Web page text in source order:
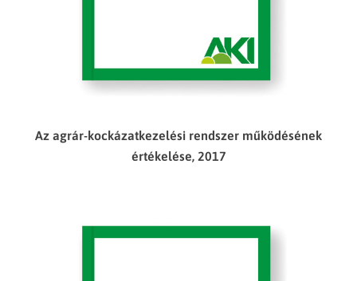
Az agrár-kockázatkezelési rendszer működésének
értékelése, 2017